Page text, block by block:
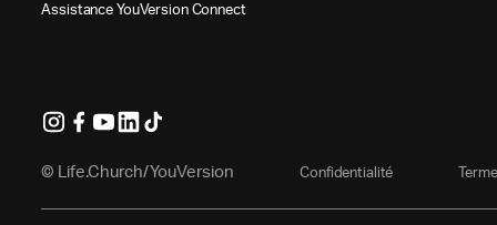
AssistanceYouVersionConnect
© Life.Church/YouVersion Confidentialité Terme